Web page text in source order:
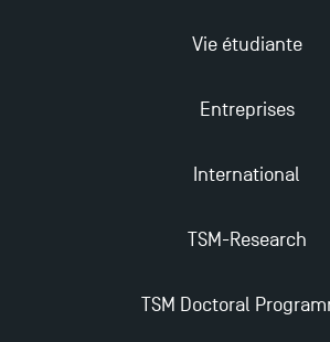
Vie étudiante
Entreprises
International
TSM-Research
TSM Doctoral